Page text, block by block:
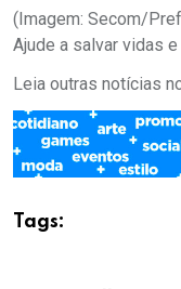
(Imagem: Secom/
Ajude a salvar vidas
Leia outras notícias
Tags: